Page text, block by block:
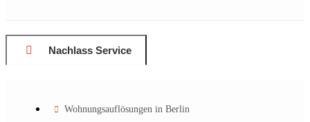
Nachlass Service
Wohnungsauflösungen in Berlin